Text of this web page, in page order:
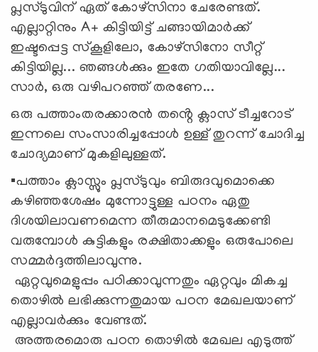
പ്ലസ്ടുവിന് ഏത് കോഴ്സിനാ ചേരേണ്ടത്.
എല്ലാറ്റിനും A+ കിട്ടിയിട്ട് ചങ്ങായിമാർക്ക്
ഇഷ്ടപ്പെട്ട സ്കൂളിലോ, കോഴ്സിനോ സീറ്റ്
കിട്ടിയില്ല... ഞങ്ങൾക്കും ഇതേ ഗതിയാവില്ലേ...
സാർ, ഒരു വഴിപറഞ്ഞ് തരണേ...
ഒരു പത്താംതരക്കാരൻ തൻ്റെ ക്ലാസ് ടീച്ചറോട്
ഇന്നലെ സംസാരിച്ചപ്പോൾ ഉള്ള് തുറന്ന് ചോദിച്ച
ചോദ്യമാണ് മുകളിലുള്ളത്.
▪️പത്താം ക്ലാസ്സും പ്ലസ്ടുവും ബിരുദവുമൊക്കെ
കഴിഞ്ഞശേഷം മുന്നോട്ടുള്ള പഠനം ഏതു
ദിശയിലാവണമെന്ന തീരുമാനമെടുക്കേണ്ടി
വരുമ്പോള്‍ കുട്ടികളും രക്ഷിതാക്കളും ഒരുപോലെ
സമ്മര്‍ദ്ദത്തിലാവുന്നു.
ഏറ്റവുമെളുപ്പം പഠിക്കാവുന്നതും ഏറ്റവും മികച്ച
തൊഴില്‍ ലഭിക്കുന്നതുമായ പഠന മേഖലയാണ്
എല്ലാവര്‍ക്കും വേണ്ടത്.
അത്തരമൊരു പഠന തൊഴില്‍ മേഖല എടുത്ത്